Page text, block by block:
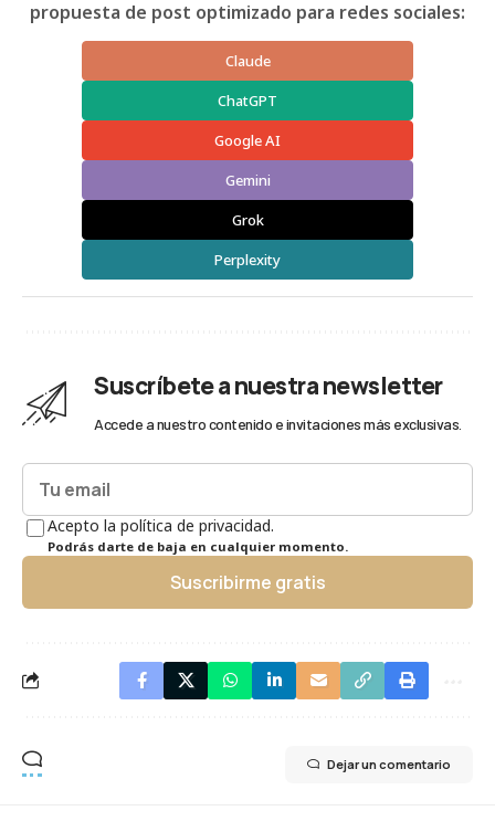
propuesta de post optimizado para redes sociales:
Claude
ChatGPT
Google AI
Gemini
Grok
Perplexity
Suscríbete a nuestra newsletter
Accede a nuestro contenido e invitaciones más exclusivas.
Acepto la política de privacidad.
Podrás darte de baja en cualquier momento.
Suscribirme gratis
Dejar un comentario